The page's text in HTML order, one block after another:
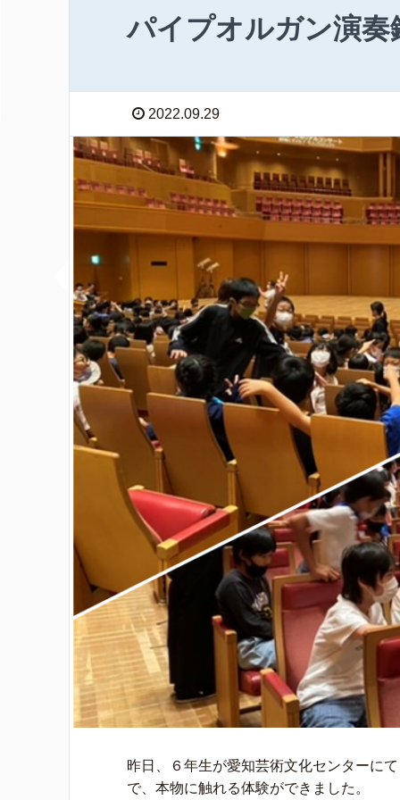
パイプオルガン演奏
2022.09.29
昨日、６年生が愛知芸術文化センターに
で、本物に触れる体験ができました。